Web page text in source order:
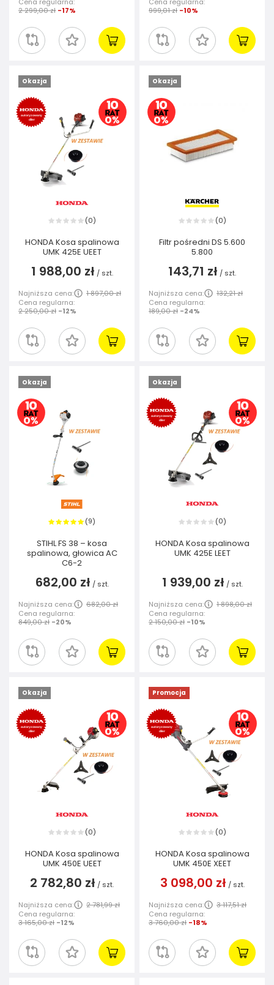
2 299,00 zł -17%
999,01 zł -10%
Okazja
(0)
HONDA Kosa spalinowa
UMK 425E UEET
1 988,00 zł / szt.
Najniższa cena:
1 897,00 zł
Cena regularna:
2 250,00 zł -12%
Okazja
(0)
Filtr pośredni DS 5.600
5.800
143,71 zł / szt.
Najniższa cena:
132,21 zł
Cena regularna:
189,00 zł -24%
Okazja
(9)
STIHL FS 38 – kosa
spalinowa, głowica AC
C6-2
682,00 zł / szt.
Najniższa cena:
682,00 zł
Cena regularna:
849,00 zł -20%
Okazja
(0)
HONDA Kosa spalinowa
UMK 425E LEET
1 939,00 zł / szt.
Najniższa cena:
1 898,00 zł
Cena regularna:
2 150,00 zł -10%
Okazja
(0)
HONDA Kosa spalinowa
UMK 450E UEET
2 782,80 zł / szt.
Najniższa cena:
2 781,99 zł
Cena regularna:
3 165,00 zł -12%
Promocja
(0)
HONDA Kosa spalinowa
UMK 450E XEET
3 098,00 zł / szt.
Najniższa cena:
3 117,51 zł
Cena regularna:
3 760,00 zł -18%